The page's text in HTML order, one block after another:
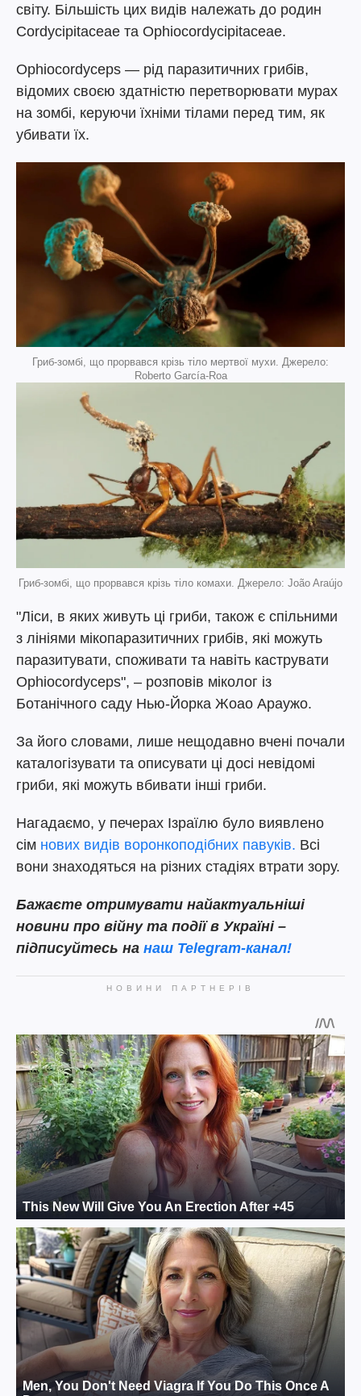
світу. Більшість цих видів належать до родин
Cordycipitaceae та Ophiocordycipitaceae.
Ophiocordyceps — рід паразитичних грибів,
відомих своєю здатністю перетворювати мурах
на зомбі, керуючи їхніми тілами перед тим, як
убивати їх.
Гриб-зомбі, що прорвався крізь тіло мертвої мухи. Джерело:
Roberto García-Roa
Гриб-зомбі, що прорвався крізь тіло комахи. Джерело: João Araújo
"Ліси, в яких живуть ці гриби, також є спільними
з лініями мікопаразитичних грибів, які можуть
паразитувати, споживати та навіть каструвати
Ophiocordyceps", – розповів міколог із
Ботанічного саду Нью-Йорка Жоао Араужо.
За його словами, лише нещодавно вчені почали
каталогізувати та описувати ці досі невідомі
гриби, які можуть вбивати інші гриби.
Нагадаємо, у печерах Ізраїлю було виявлено
сім нових видів воронкоподібних павуків. Всі
вони знаходяться на різних стадіях втрати зору.
Бажаєте отримувати найактуальніші
новини про війну та події в Україні –
підписуйтесь на наш Telegram-канал!